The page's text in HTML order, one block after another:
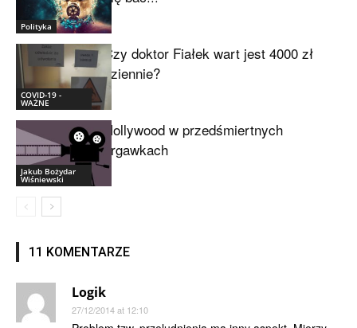
Polityka
COVID-19 -
WAŻNE
Czy doktor Fiałek wart jest 4000 zł
dziennie?
Jakub Bożydar
Wiśniewski
Hollywood w przedśmiertnych
drgawkach
11 KOMENTARZE
Logik
27/12/2014 at 12:10